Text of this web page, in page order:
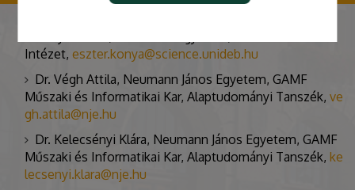
Intézet, eszter.konya@science.unideb.hu
Dr. Végh Attila, Neumann János Egyetem, GAMF
Műszaki és Informatikai Kar, Alaptudományi Tanszék, ve
gh.attila@nje.hu
Dr. Kelecsényi Klára, Neumann János Egyetem, GAMF
Műszaki és Informatikai Kar, Alaptudományi Tanszék, ke
lecsenyi.klara@nje.hu